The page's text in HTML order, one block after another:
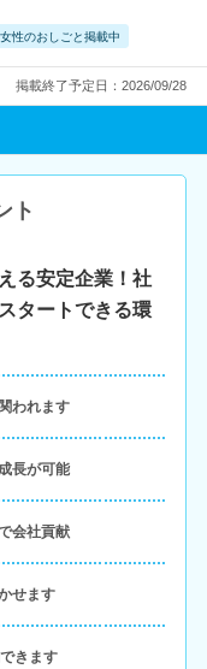
女性のおしごと掲載中
掲載終了予定日：2026/09/28
ト
る安定企業！社
タートできる環
われます
長が可能
会社貢献
せます
きます